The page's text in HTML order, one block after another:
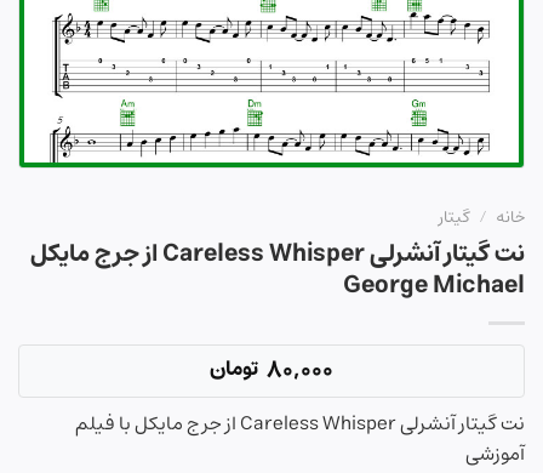
خانه / گیتار
نت گیتار آنشرلی Careless Whisper از جرج مایکل
George Michael
80,000 تومان
نت گیتار آنشرلی Careless Whisper از جرج مایکل با فیلم
آموزشی